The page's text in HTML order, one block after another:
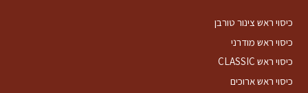
כיסוי ראש צינור טורבן
כיסוי ראש מודרני
כיסוי ראש CLASSIC
כיסוי ראש ארוכים